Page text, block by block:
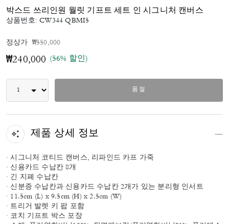
박스드 쓰리인원 월릿 기프트 세트 인 시그니처 캔버스
상품번호:CW344 QBMI5
정상가 가격 인하 전
₩550,000인하됨
₩240,000 (56% 할인)
품절
제품 상세 정보
· 시그니처 코티드 캔버스, 리파인드 카프 가죽
· 신용카드 수납칸 8개
· 긴 지폐 수납칸
· 신분증 수납칸과 신용카드 수납칸 2개가 있는 분리형 인서트
· 11.5cm (L) x 9.5cm (H) x 2.5cm (W)
· 트리거 발렛 키 팝 포함
· 코치 기프트 박스 포장